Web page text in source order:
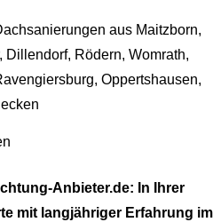
Anbieter.de: In Ihrer
mit langjähriger Erfahrung im